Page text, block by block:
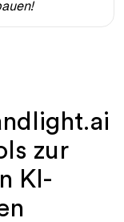
zur
KI-